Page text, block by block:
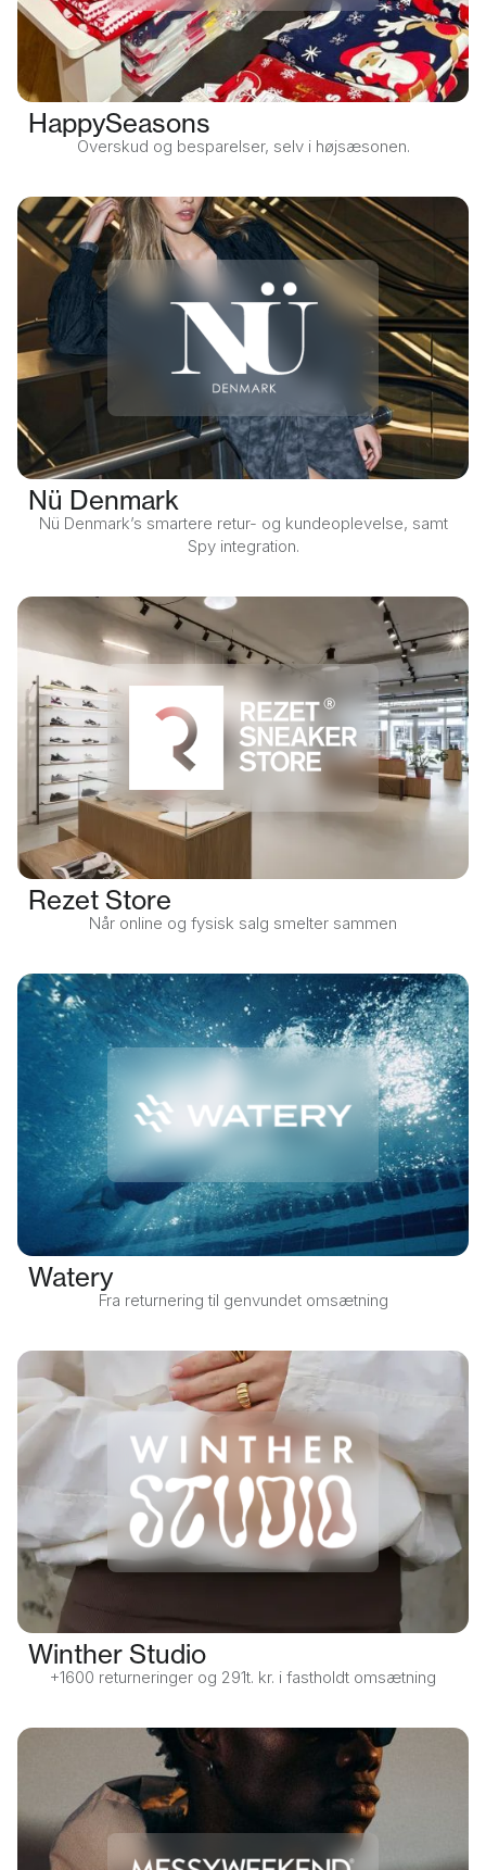
HappySeasons
Overskud og besparelser, selv i højsæsonen.
Nü Denmark
Nü Denmark’s smartere retur- og kundeoplevelse, samt
Spy integration.
Rezet Store
Når online og fysisk salg smelter sammen
Watery
Fra returnering til genvundet omsætning
Winther Studio
+1600 returneringer og 291t. kr. i fastholdt omsætning